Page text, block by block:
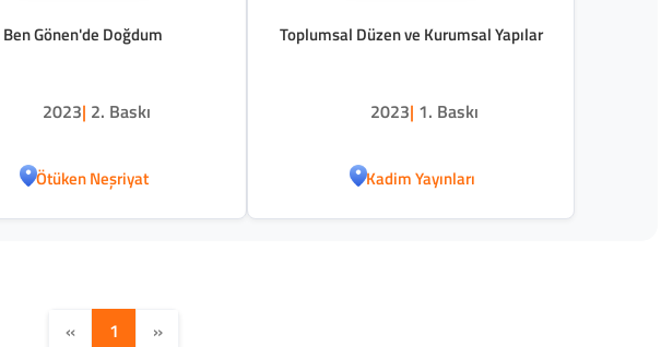
Ben Gönen'de Doğdum
2023| 2. Baskı
Ötüken Neşriyat
Toplumsal Düzen ve Kurumsal Yapılar
2023| 1. Baskı
Kadim Yayınları
« 1 »